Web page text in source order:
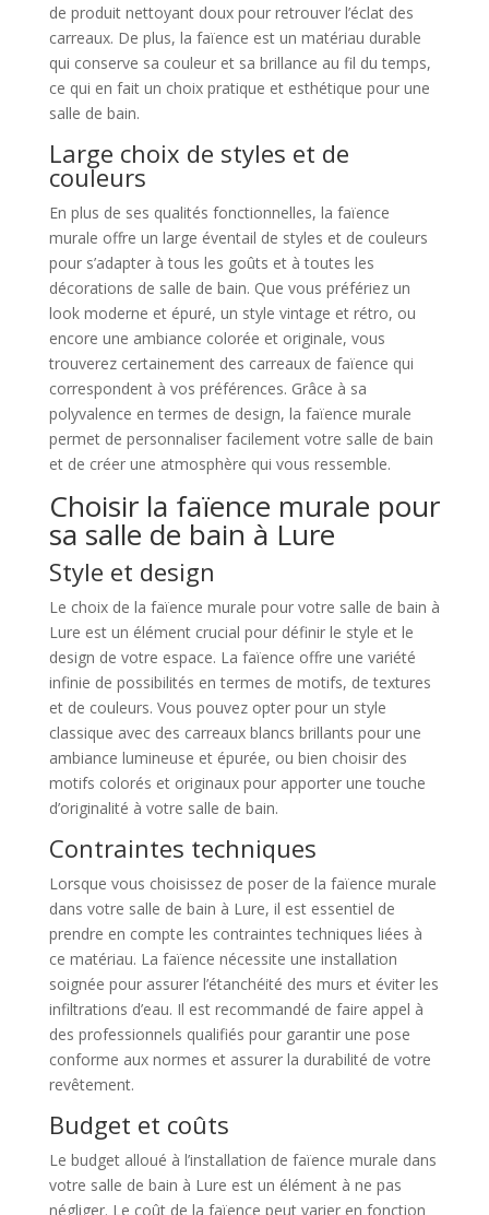
de produit nettoyant doux pour retrouver l’éclat des
carreaux. De plus, la faïence est un matériau durable
qui conserve sa couleur et sa brillance au fil du temps,
ce qui en fait un choix pratique et esthétique pour une
salle de bain.
Large choix de styles et de
couleurs
En plus de ses qualités fonctionnelles, la faïence
murale offre un large éventail de styles et de couleurs
pour s’adapter à tous les goûts et à toutes les
décorations de salle de bain. Que vous préfériez un
look moderne et épuré, un style vintage et rétro, ou
encore une ambiance colorée et originale, vous
trouverez certainement des carreaux de faïence qui
correspondent à vos préférences. Grâce à sa
polyvalence en termes de design, la faïence murale
permet de personnaliser facilement votre salle de bain
et de créer une atmosphère qui vous ressemble.
Choisir la faïence murale pour
sa salle de bain à Lure
Style et design
Le choix de la faïence murale pour votre salle de bain à
Lure est un élément crucial pour définir le style et le
design de votre espace. La faïence offre une variété
infinie de possibilités en termes de motifs, de textures
et de couleurs. Vous pouvez opter pour un style
classique avec des carreaux blancs brillants pour une
ambiance lumineuse et épurée, ou bien choisir des
motifs colorés et originaux pour apporter une touche
d’originalité à votre salle de bain.
Contraintes techniques
Lorsque vous choisissez de poser de la faïence murale
dans votre salle de bain à Lure, il est essentiel de
prendre en compte les contraintes techniques liées à
ce matériau. La faïence nécessite une installation
soignée pour assurer l’étanchéité des murs et éviter les
infiltrations d’eau. Il est recommandé de faire appel à
des professionnels qualifiés pour garantir une pose
conforme aux normes et assurer la durabilité de votre
revêtement.
Budget et coûts
Le budget alloué à l’installation de faïence murale dans
votre salle de bain à Lure est un élément à ne pas
négliger. Le coût de la faïence peut varier en fonction